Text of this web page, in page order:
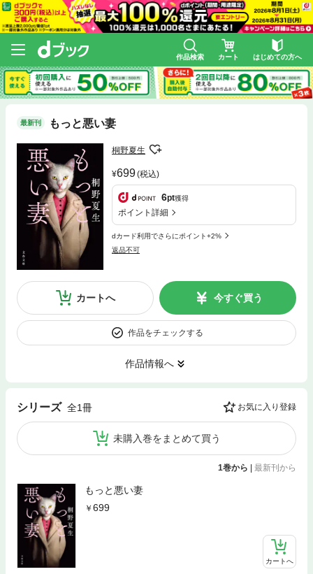
作品検索 カート はじめての方へ
最新刊 もっと悪い妻
桐野夏生
699(税込)
6pt獲得
ポイント詳細
dカード利用でさらにポイント+2%
返品不可
カートへ 今すぐ買う
作品をチェックする
作品情報へ
シリーズ 全1冊 お気に入り登録
未購入巻をまとめて買う
1巻から | 最新刊から
もっと悪い妻
699
カートへ